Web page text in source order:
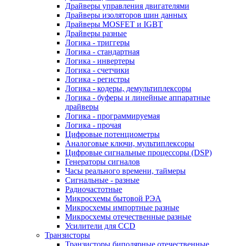
Драйверы управления двигателями
Драйверы изоляторов шин данных
Драйверы MOSFET и IGBT
Драйверы разные
Логика - триггеры
Логика - стандартная
Логика - инвертеры
Логика - счетчики
Логика - регистры
Логика - кодеры, демультиплексоры
Логика - буферы и линейные аппаратные
драйверы
Логика - программируемая
Логика - прочая
Цифровые потенциометры
Аналоговые ключи, мультиплексоры
Цифровые сигнальные процессоры (DSP)
Генераторы сигналов
Часы реального времени, таймеры
Сигнальные - разные
Радиочастотные
Микросхемы бытовой РЭА
Микросхемы импортные разные
Микросхемы отечественные разные
Усилители для CCD
Транзисторы
Транзисторы биполярные отечественные